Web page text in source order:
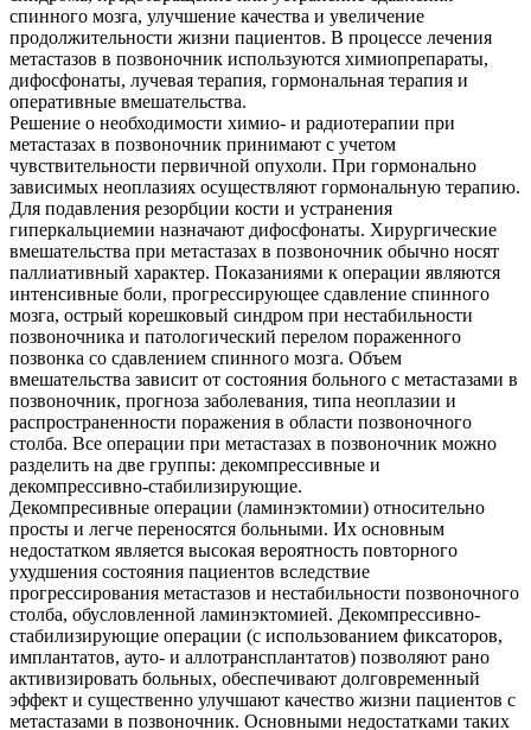
спинного мозга, улучшение качества и увеличение
продолжительности жизни пациентов. В процессе лечения
метастазов в позвоночник используются химиопрепараты,
дифосфонаты, лучевая терапия, гормональная терапия и
оперативные вмешательства.
Решение о необходимости химио- и радиотерапии при
метастазах в позвоночник принимают с учетом
чувствительности первичной опухоли. При гормонально
зависимых неоплазиях осуществляют гормональную терапию.
Для подавления резорбции кости и устранения
гиперкальциемии назначают дифосфонаты. Хирургические
вмешательства при метастазах в позвоночник обычно носят
паллиативный характер. Показаниями к операции являются
интенсивные боли, прогрессирующее сдавление спинного
мозга, острый корешковый синдром при нестабильности
позвоночника и патологический перелом пораженного
позвонка со сдавлением спинного мозга. Объем
вмешательства зависит от состояния больного с метастазами в
позвоночник, прогноза заболевания, типа неоплазии и
распространенности поражения в области позвоночного
столба. Все операции при метастазах в позвоночник можно
разделить на две группы: декомпрессивные и
декомпрессивно-стабилизирующие.
Декомпресивные операции (ламинэктомии) относительно
просты и легче переносятся больными. Их основным
недостатком является высокая вероятность повторного
ухудшения состояния пациентов вследствие
прогрессирования метастазов и нестабильности позвоночного
столба, обусловленной ламинэктомией. Декомпрессивно-
стабилизирующие операции (с использованием фиксаторов,
имплантатов, ауто- и аллотрансплантатов) позволяют рано
активизировать больных, обеспечивают долговременный
эффект и существенно улучшают качество жизни пациентов с
метастазами в позвоночник. Основными недостатками таких